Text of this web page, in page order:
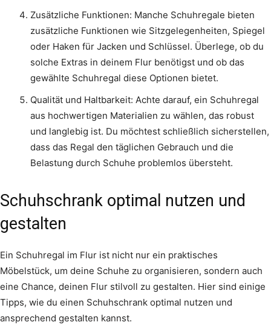
Zusätzliche Funktionen: Manche Schuhregale bieten
zusätzliche Funktionen wie Sitzgelegenheiten, Spiegel
oder Haken für Jacken und Schlüssel. Überlege, ob du
solche Extras in deinem Flur benötigst und ob das
gewählte Schuhregal diese Optionen bietet.
Qualität und Haltbarkeit: Achte darauf, ein Schuhregal
aus hochwertigen Materialien zu wählen, das robust
und langlebig ist. Du möchtest schließlich sicherstellen,
dass das Regal den täglichen Gebrauch und die
Belastung durch Schuhe problemlos übersteht.
Schuhschrank optimal nutzen und
gestalten
Ein Schuhregal im Flur ist nicht nur ein praktisches
Möbelstück, um deine Schuhe zu organisieren, sondern auch
eine Chance, deinen Flur stilvoll zu gestalten. Hier sind einige
Tipps, wie du einen Schuhschrank optimal nutzen und
ansprechend gestalten kannst.